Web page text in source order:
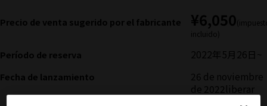
Precio de venta sugerido por el fabricante ¥6,050
incluido)
Período de reserva 2022年5月26日 ~
Fecha de lanzamiento
26 de noviembre
de 2022liberar